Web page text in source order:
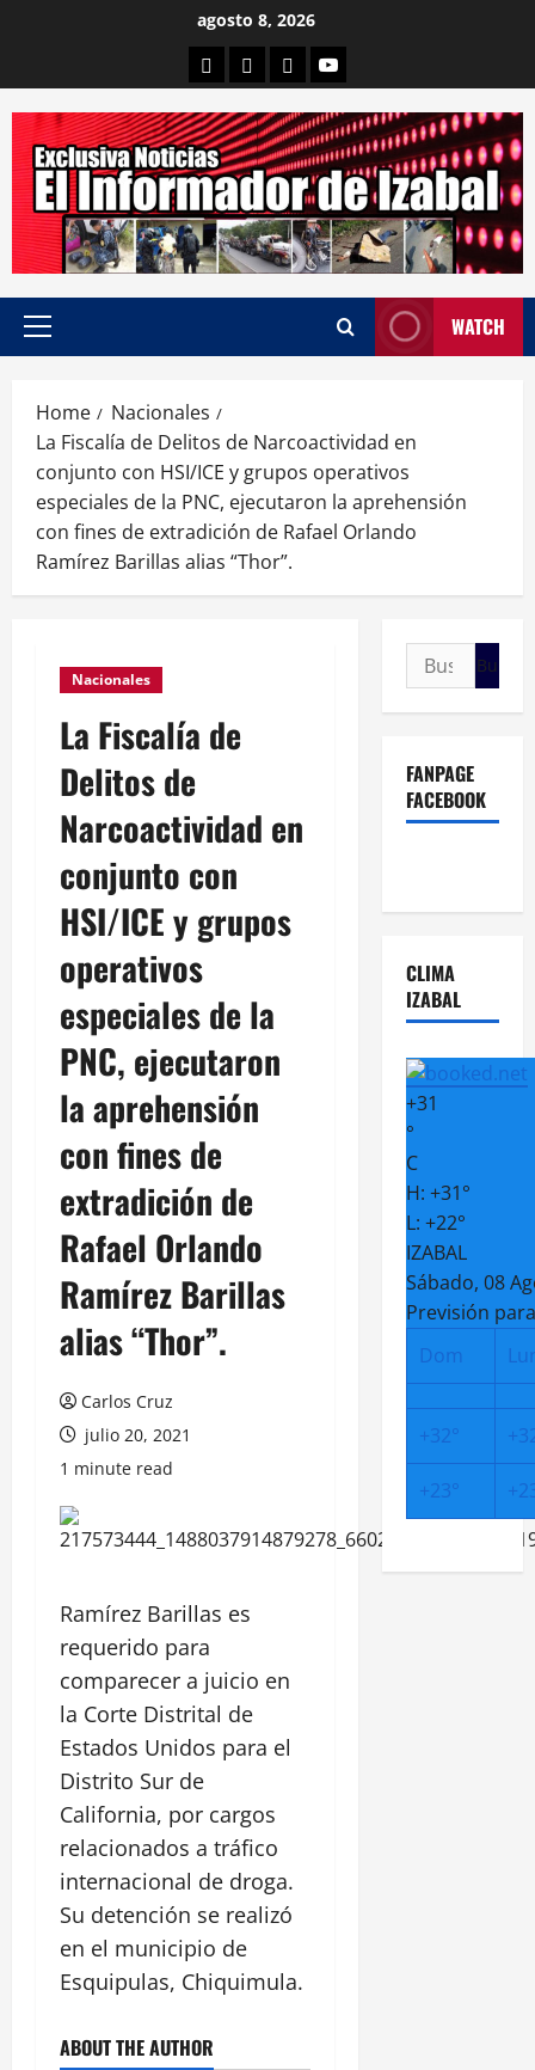
agosto 8, 2026
Departamental
Nacionales
Internacional
Canal
Primary
WATCH
Home
Nacionales
La Fiscalía de Delitos de Narcoactividad en
conjunto con HSI/ICE y grupos operativos
especiales de la PNC, ejecutaron la aprehensión
con fines de extradición de Rafael Orlando
Ramírez Barillas alias “Thor”.
Nacionales
La Fiscalía de
Delitos de
Narcoactividad en
conjunto con
HSI/ICE y grupos
operativos
especiales de la
PNC, ejecutaron
la aprehensión
con fines de
extradición de
Rafael Orlando
Ramírez Barillas
alias “Thor”.
Carlos Cruz
julio 20, 2021
1 minute read
Ramírez Barillas es
requerido para
comparecer a juicio en
la Corte Distrital de
Estados Unidos para el
Distrito Sur de
California, por cargos
relacionados a tráfico
internacional de droga.
Su detención se realizó
en el municipio de
Esquipulas, Chiquimula.
ABOUT THE AUTHOR
Buscar:
FANPAGE
FACEBOOK
CLIMA
IZABAL
+31
°
C
H: +31°
L: +22°
IZABAL
Sábado, 08
Previsión
Dom
+32° +
+23° +